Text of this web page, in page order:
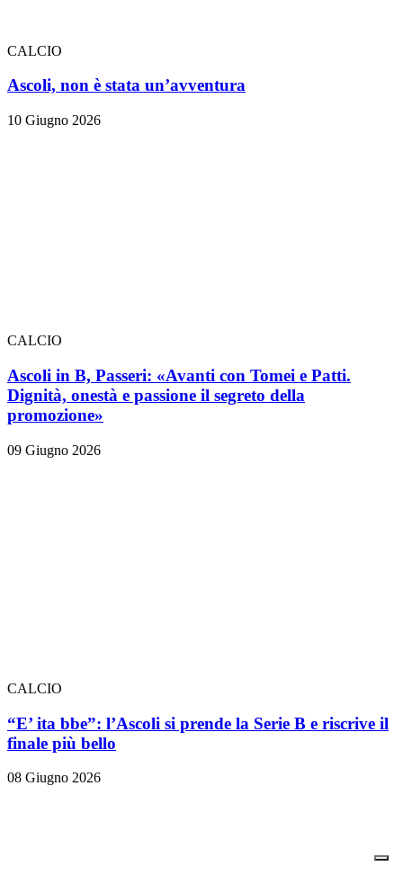
CALCIO
Ascoli, non è stata un’avventura
10 Giugno 2026
CALCIO
Ascoli in B, Passeri: «Avanti con Tomei e Patti.
Dignità, onestà e passione il segreto della
promozione»
09 Giugno 2026
CALCIO
“E’ ita bbe”: l’Ascoli si prende la Serie B e riscrive il
finale più bello
08 Giugno 2026